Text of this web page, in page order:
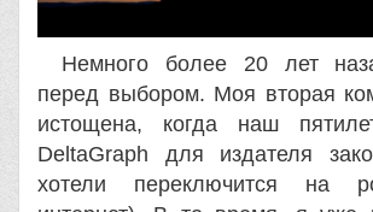
Немного более 20 лет
перед выбором. Моя вторая
истощена, когда наш
DeltaGraph для издателя
хотели переключится на